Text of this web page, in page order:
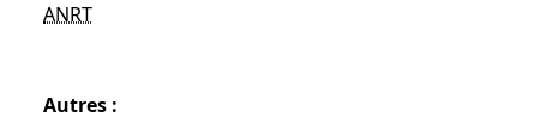
ANRT
Autres :